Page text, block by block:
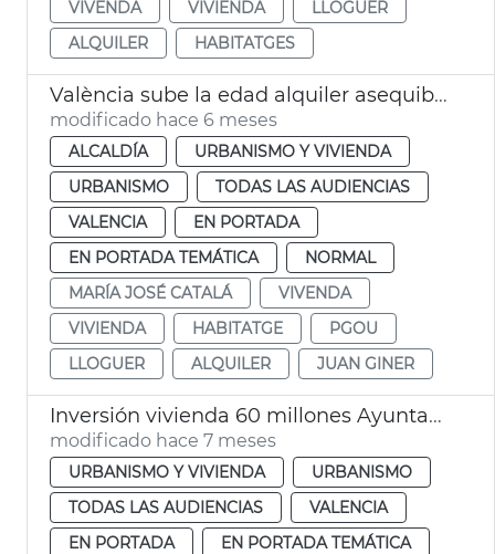
VIVENDA VIVIENDA
LLOGUER
ALQUILER
HABITATGES
València sube la edad alquiler asequible joven a los 45 años
modificado hace 6 meses
ALCALDÍA
URBANISMO Y VIVIENDA
URBANISMO
TODAS LAS AUDIENCIAS
VALENCIA
EN PORTADA
EN PORTADA TEMÁTICA
NORMAL
MARÍA JOSÉ CATALÁ
VIVENDA
VIVIENDA
HABITATGE
PGOU
LLOGUER
ALQUILER JUAN GINER
Inversión vivienda 60 millones Ayuntamiento València
modificado hace 7 meses
URBANISMO Y VIVIENDA
URBANISMO
TODAS LAS AUDIENCIAS
VALENCIA
EN PORTADA
EN PORTADA TEMÁTICA